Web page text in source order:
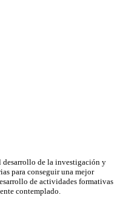
desarrollo de la investigación y
para conseguir una mejor
de actividades formativas
contemplado.